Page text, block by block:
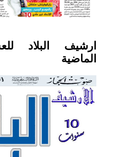
ارشيف البلاد
الماضية